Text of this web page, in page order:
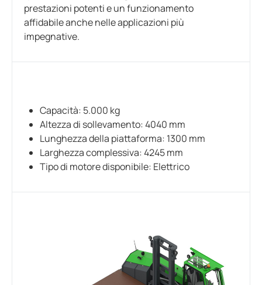
prestazioni potenti e un funzionamento
affidabile anche nelle applicazioni più
impegnative.
Capacità: 5.000 kg
Altezza di sollevamento: 4040 mm
Lunghezza della piattaforma: 1300 mm
Larghezza complessiva: 4245 mm
Tipo di motore disponibile: Elettrico